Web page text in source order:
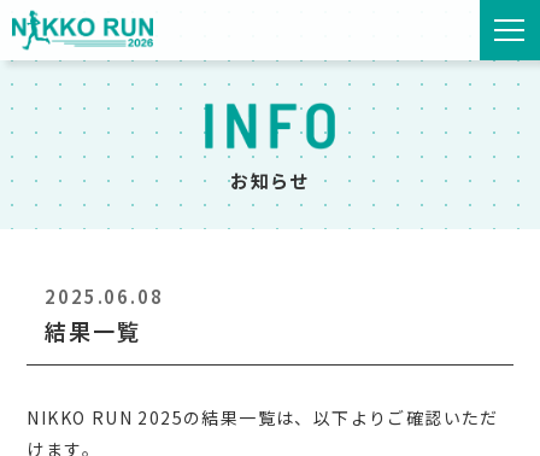
お知らせ
2025.06.08
結果一覧
NIKKO RUN 2025の結果一覧は、以下よりご確認いただ
けます。